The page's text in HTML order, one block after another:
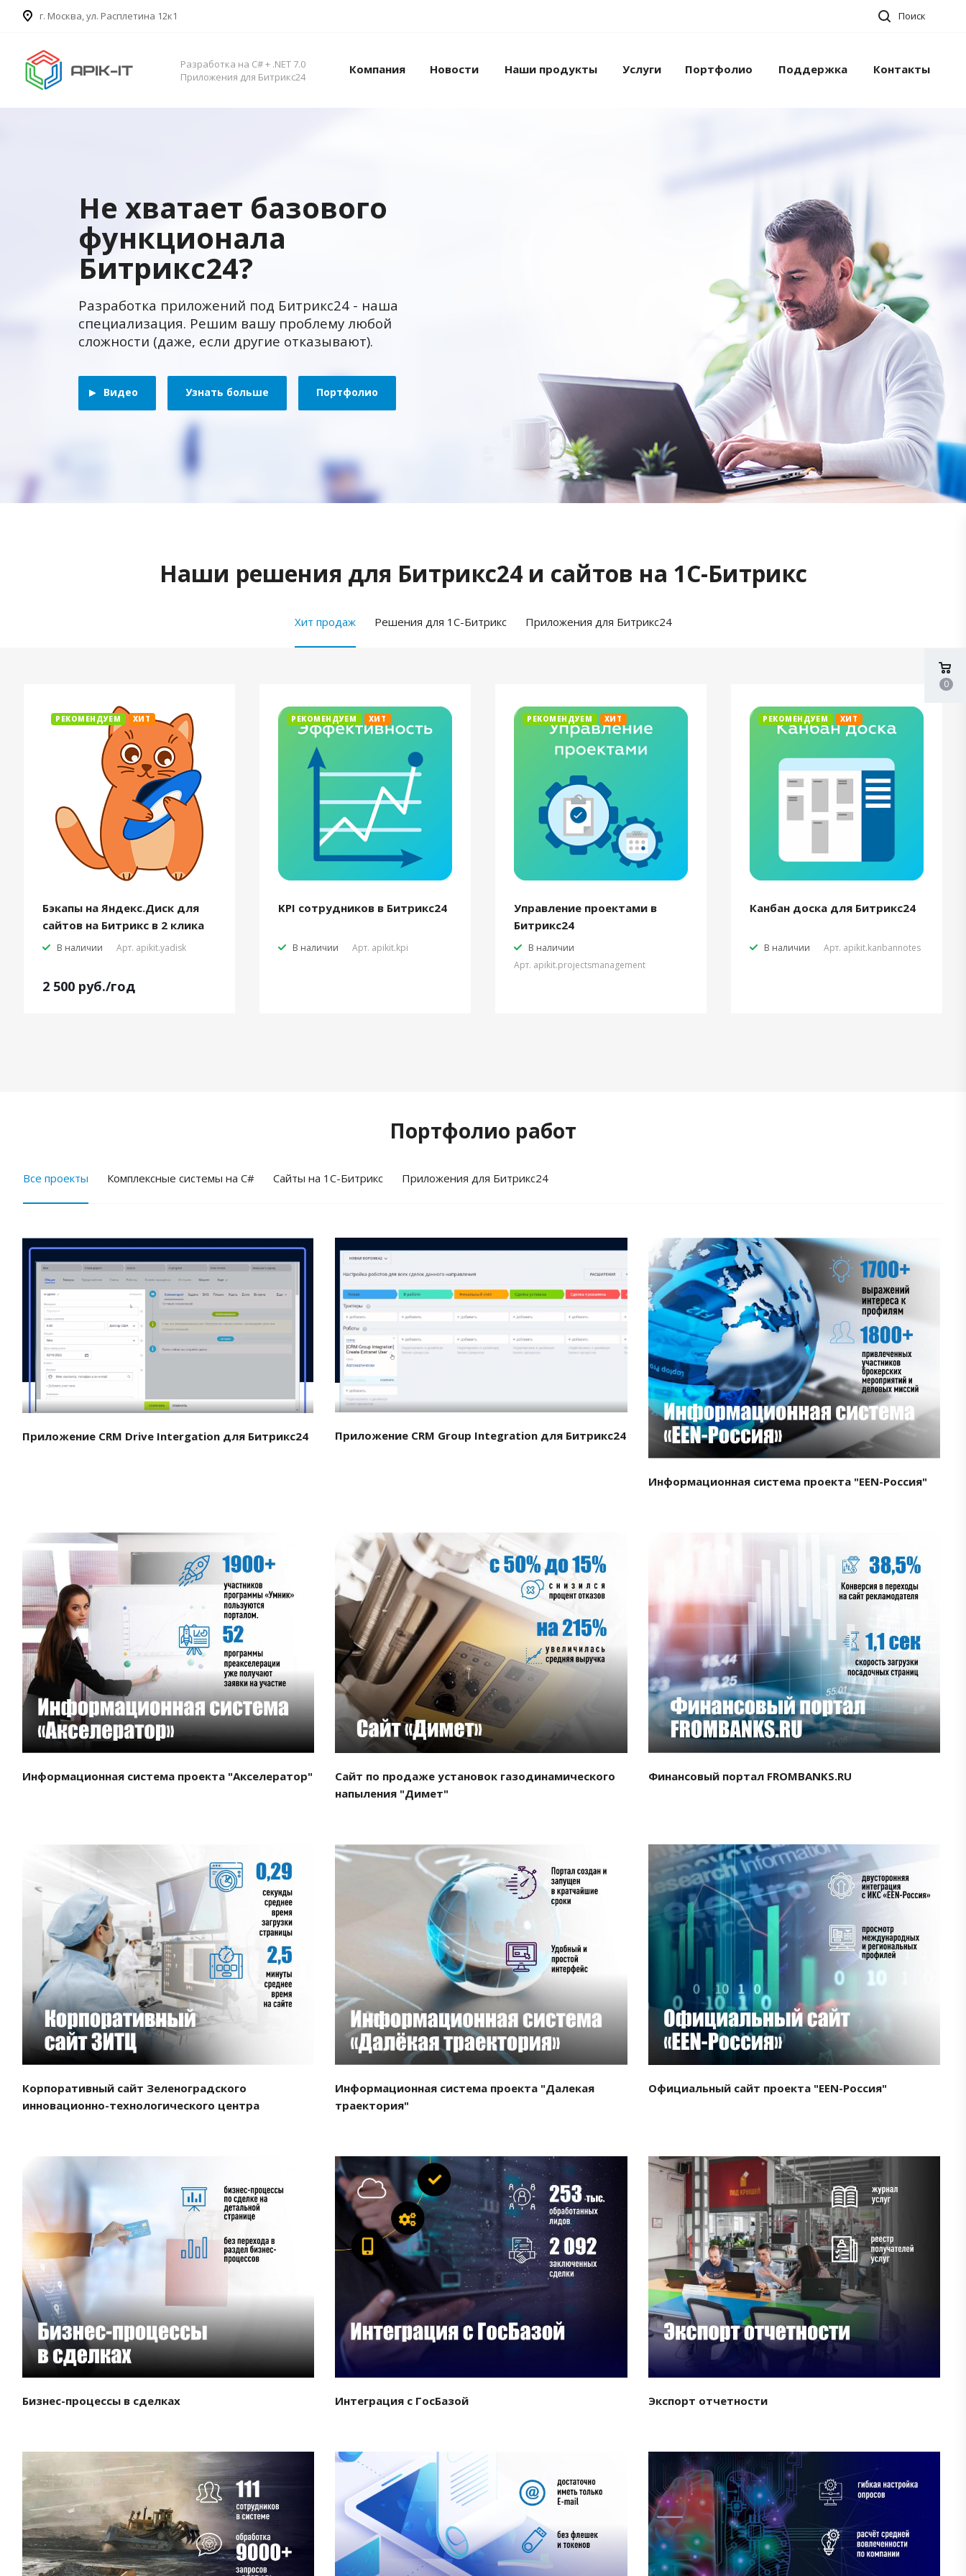
​г. Москва, ул. Расплетина 12к1 Поиск
Разработка на C# + .NET 7.0
Приложения для Битрикс24
Компания Новости Наши продукты Услуги Портфолио Поддержка Контакты
Не хватает базового
функционала
Битрикс24?
Разработка приложений под Битрикс24 - наша
специализация. Решим вашу проблему любой
сложности (даже, если другие отказывают).
Видео Узнать больше Портфолио
Наши решения для Битрикс24 и сайтов на 1С-Битрикс
Хит продаж Решения для 1С-Битрикс Приложения для Битрикс24
РЕКОМЕНДУЕМ ХИТ
Бэкапы на Яндекс.Диск для
сайтов на Битрикс в 2 клика
В наличии Арт. apikit.yadisk
2 500 руб./год
РЕКОМЕНДУЕМ ХИТ
KPI сотрудников в Битрикс24
В наличии Арт. apikit.kpi
РЕКОМЕНДУЕМ ХИТ
Управление проектами в
Битрикс24
В наличии
Арт. apikit.projectsmanagement
РЕКОМЕНДУЕМ ХИТ
Канбан доска для Битрикс24
В наличии Арт. apikit.kanbannotes
Портфолио работ
Все проекты Комплексные системы на C# Cайты на 1С-Битрикс Приложения для Битрикс24
Смотреть проект
Приложение CRM Drive Intergation для Битрикс24 Приложение CRM Group Integration для Битрикс24
Смотреть проект
Информационная система проекта "EEN-Россия"
Смотреть проект
Информационная система проекта "Акселератор"
Смотреть проект
Сайт по продаже установок газодинамического
напыления "Димет"
Смотреть проект
Финансовый портал FROMBANKS.RU
Смотреть проект
Корпоративный сайт Зеленоградского
инновационно-технологического центра
Смотреть проект
Информационная система проекта "Далекая
траектория"
Смотреть проект
Официальный сайт проекта "EEN-Россия"
Бизнес-процессы в сделках
Смотреть проект
Интеграция с ГосБазой
Смотреть проект
Экспорт отчетности
Смотреть проект Смотреть проект Смотреть проект
0